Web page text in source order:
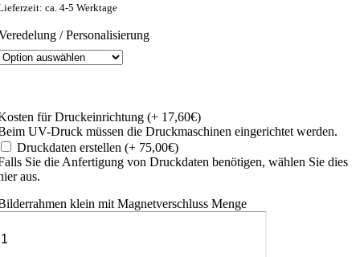
ca. 4-5 Werktage
/ Personalisierung
für Druckeinrichtung(+ 17,60€)
UV-Druck müssen die Druckmaschinen eingerichtet werden.
Druckdaten erstellen(+ 75,00€)
Sie die Anfertigung von Druckdaten benötigen, wählen Sie dies
aus.
klein mit Magnetverschluss Menge